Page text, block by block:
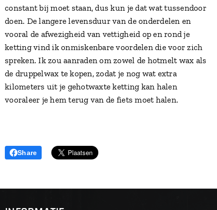
constant bij moet staan, dus kun je dat wat tussendoor
doen. De langere levensduur van de onderdelen en
vooral de afwezigheid van vettigheid op en rond je
ketting vind ik onmiskenbare voordelen die voor zich
spreken. Ik zou aanraden om zowel de hotmelt wax als
de druppelwax te kopen, zodat je nog wat extra
kilometers uit je gehotwaxte ketting kan halen
vooraleer je hem terug van de fiets moet halen.
Share